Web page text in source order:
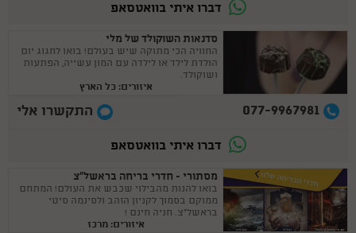
דברו איתי בוואטסאפ
סדנאות השוקולד של מלי
החוויה הכי מתוקה שיש בעולם! בואו לחגוג יום
הולדת לילד או לילדה עם המון עשייה, הפתעות
ושוקולד.
איזורים: כל הארץ
077-9967981 התקשרו אלי
דברו איתי בוואטסאפ
מסתורי - חדרי בריחה בראשל”צ
בואו להנות מהבילוי שכבש את העולם! המתחם
ממוקם בסמוך לקניון הזהב ולסינמה סיטי
בראשל"צ. חניה חינם !
איזורים: מרכז